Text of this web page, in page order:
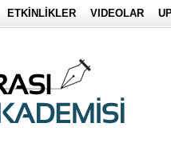
ETKİNLİKLER VIDEOLAR